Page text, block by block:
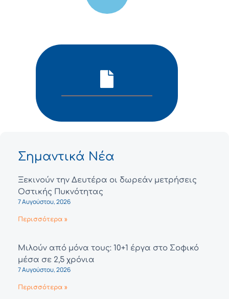
Σημαντικά Νέα
Ξεκινούν την Δευτέρα οι δωρεάν μετρήσεις
Οστικής Πυκνότητας
7 Αυγούστου, 2026
Περισσότερα »
Μιλούν από μόνα τους: 10+1 έργα στο Σοφικό
μέσα σε 2,5 χρόνια
7 Αυγούστου, 2026
Περισσότερα »